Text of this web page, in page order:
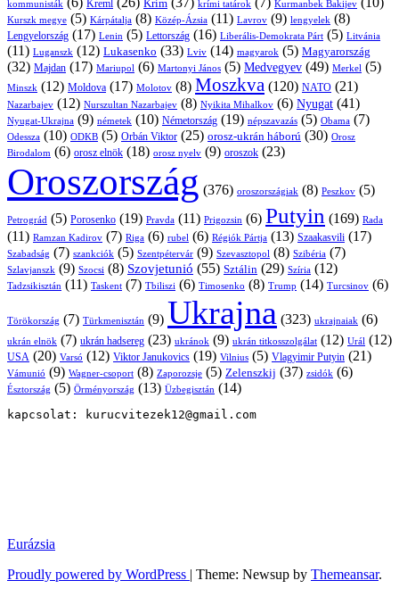
kommunisták Kreml Krím krími tatárok Kurmanbek Bakijev
Kurszk megye (5) Kárpátalja (8) Közép-Ázsia (11) Lavrov (9) lengyelek (8)
Lengyelország (17) Lenin (5) Lettország (16) Liberális-Demokrata Párt (5) Litvánia
(11) Luganszk (12) Lukasenko (33) Lviv (14) magyarok (5) Magyarország
(32) Majdan (17) Mariupol (6) Martonyi János (5) Medvegyev (49) Merkel (5)
Minszk (12) Moldova (17) Molotov (8) Moszkva (120) NATO (21)
Nazarbajev (12) Nurszultan Nazarbajev (8) Nyikita Mihalkov (6) Nyugat (41)
Nyugat-Ukrajna (9) németek (10) Németország (19) népszavazás (5) Obama (7)
Odessza (10) ODKB (5) Orbán Viktor (25) orosz-ukrán háború (30) Orosz
Birodalom (6) orosz elnök (18) orosz nyelv (9) oroszok (23)
Oroszország (376) oroszországiak (8) Peszkov (5)
Petrográd (5) Porosenko (19) Pravda (11) Prigozsin (6) Putyin (169) Rada
(11) Ramzan Kadirov (7) Riga (6) rubel (6) Régiók Pártja (13) Szaakasvili (17)
Szabadság (7) szankciók (5) Szentpétervár (9) Szevasztopol (8) Szibéria (7)
Szlavjanszk (9) Szocsi (8) Szovjetunió (55) Sztálin (29) Szíria (12)
Tadzsikisztán (11) Taskent (7) Tbiliszi (6) Timosenko (8) Trump (14) Turcsinov (6)
Törökország (7) Türkmenisztán (9) Ukrajna (323) ukrajnaiak (6)
ukrán elnök (7) ukrán hadsereg (23) ukránok (9) ukrán titkosszolgálat (12) Urál (12)
USA (20) Varsó (12) Viktor Janukovics (19) Vilnius (5) Vlagyimir Putyin (21)
Vámunió (9) Wagner-csoport (8) Zaporozsje (5) Zelenszkij (37) zsidók (6)
Észtország (5) Örményország (13) Üzbegisztán (14)
kapcsolat: kurucvitezek12@gmail.com
Eurázsia
Proudly powered by WordPress | Theme: Newsup by Themeansar.